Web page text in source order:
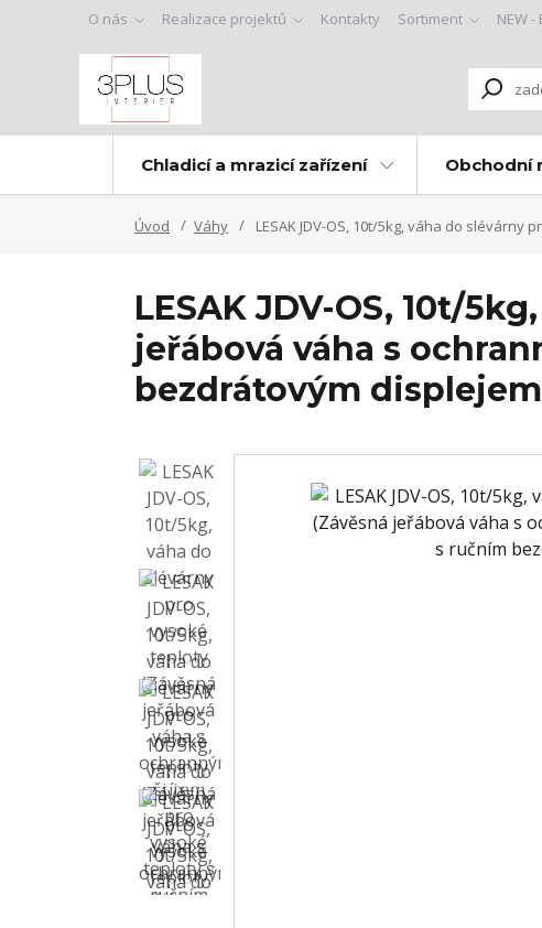
O nás Realizace projektů Kontakty Sortiment NEW
Chladicí a mrazicí zařízení Obchodní
Úvod Váhy LESAK JDV-OS, 10t/5kg, váha do
LESAK JDV-OS, 10t/
jeřábová váha s
bezdrátovým